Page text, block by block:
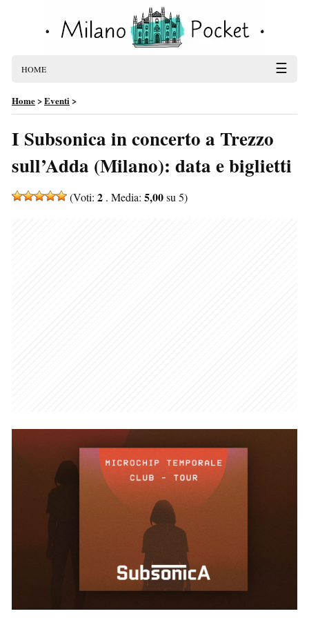
HOME ☰
Home>Eventi>
I Subsonica in concerto a Trezzo
sull’Adda (Milano): data e biglietti
(Voti: 2 . Media: 5,00su 5)